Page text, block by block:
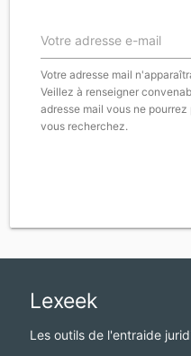
Votre adresse e-mail
Votre adresse mail
Veillez à renseigner
adresse mail vous ne
vous recherchez.
Lexeek
Les outils de l'entraide